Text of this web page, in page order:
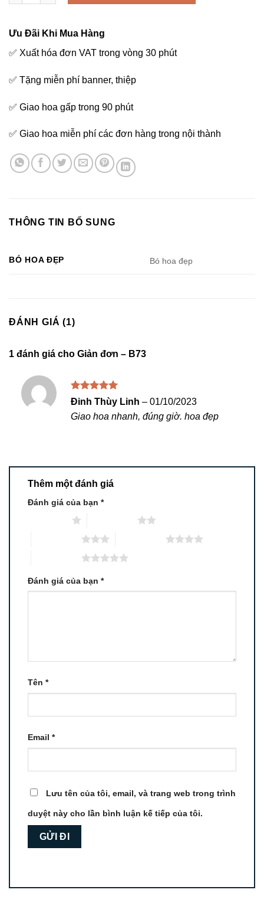
Ưu Đãi Khi Mua Hàng
✅ Xuất hóa đơn VAT trong vòng 30 phút
✅ Tặng miễn phí banner, thiệp
✅ Giao hoa gấp trong 90 phút
✅ Giao hoa miễn phí các đơn hàng trong nội thành
THÔNG TIN BỔ SUNG
BÓ HOA ĐẸP Bó hoa đẹp
ĐÁNH GIÁ (1)
1 đánh giá cho Giản đơn – B73
Được xếp
sao
Đinh Thùy Linh – 01/10/2023
Giao hoa nhanh, đúng giờ. hoa đẹp
Thêm một đánh giá
Đánh giá của bạn *
Đánh giá của bạn *
Tên *
Email *
Lưu tên của tôi, email, và trang web trong trình
duyệt này cho lần bình luận kế tiếp của tôi.